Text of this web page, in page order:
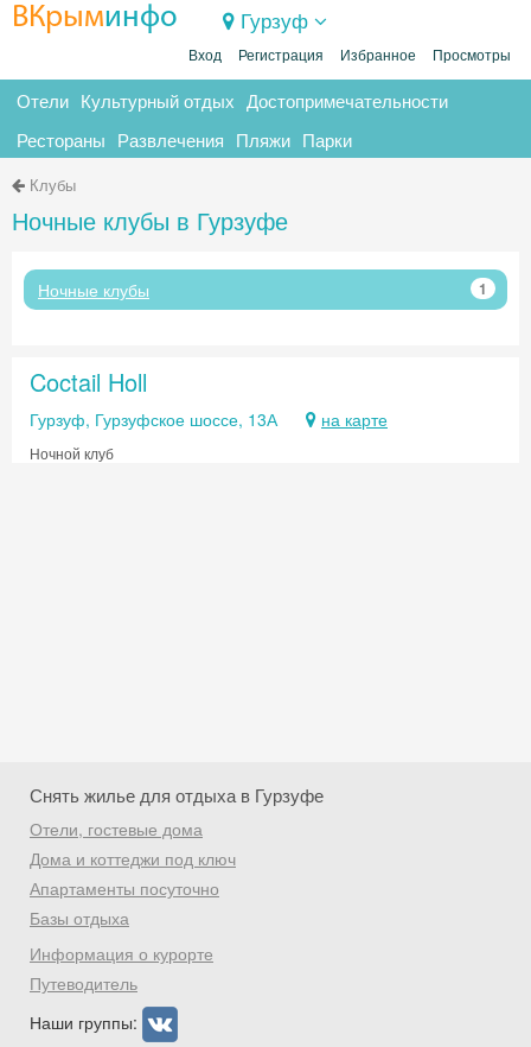
ВКрыминфо Гурзуф
Вход Регистрация Избранное Просмотры
Отели Культурный отдых Достопримечательности
Рестораны Развлечения Пляжи Парки
Клубы
Ночные клубы в Гурзуфе
Ночные клубы 1
Coctail Holl
Гурзуф, Гурзуфское шоссе, 13А на карте
Ночной клуб
Снять жилье для отдыха в Гурзуфе
Отели, гостевые дома
Дома и коттеджи под ключ
Апартаменты посуточно
Базы отдыха
Информация о курорте
Путеводитель
Наши группы:
Скидка −5%
Хочешь дешевле? Оставь почту и получи
промокод на первое бронирование!